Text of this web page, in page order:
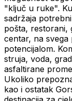
"ključ u ruke".
sadržaja
pošta, restorani,
centar, na svega
potencijalom.
struja, voda,
asfaltirane
Ukoliko
kao i ostatak